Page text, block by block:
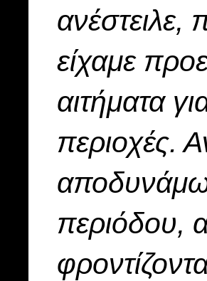
είχαμε
αιτήματα
περιοχές.
περιόδου,